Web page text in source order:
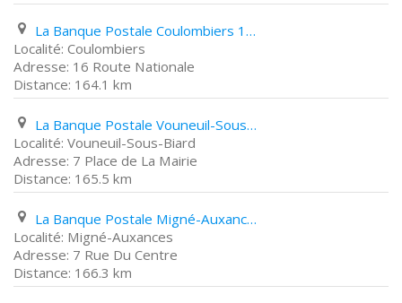
La Banque Postale Coulombiers 16 Route Nationale
Coulombiers
16 Route Nationale
164.1 km
La Banque Postale Vouneuil-Sous-Biard 7 Place de La Mairie
Vouneuil-Sous-Biard
7 Place de La Mairie
165.5 km
La Banque Postale Migné-Auxances 7 Rue Du Centre
Migné-Auxances
7 Rue Du Centre
166.3 km